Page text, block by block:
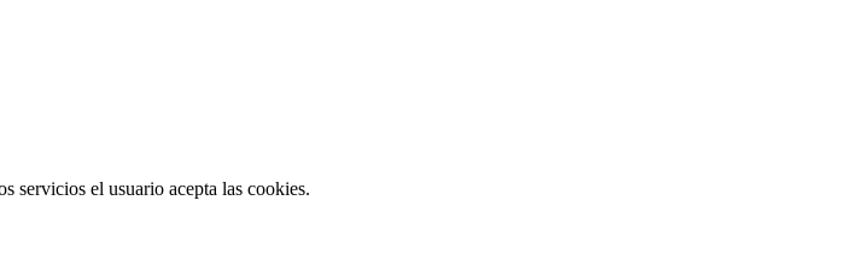
servicios el usuario acepta las cookies.